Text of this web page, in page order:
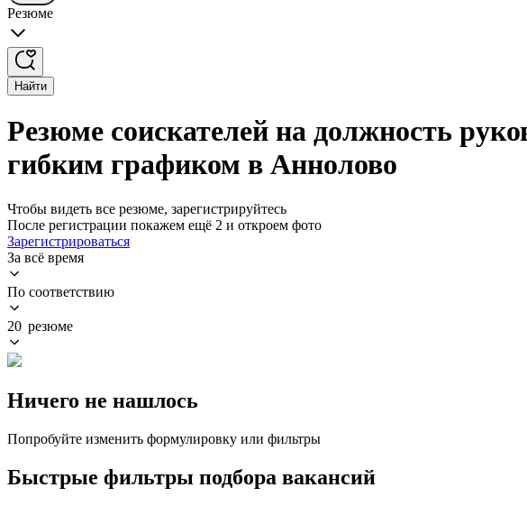
Резюме
Найти
Резюме соискателей на должность
гибким графиком в Аннолово
Чтобы видеть все резюме, зарегистрируйтесь
После регистрации покажем ещё 2 и откроем фото
Зарегистрироваться
За всё время
По соответствию
20 резюме
Ничего не нашлось
Попробуйте изменить формулировку или фильтры
Быстрые фильтры подбора вакансий